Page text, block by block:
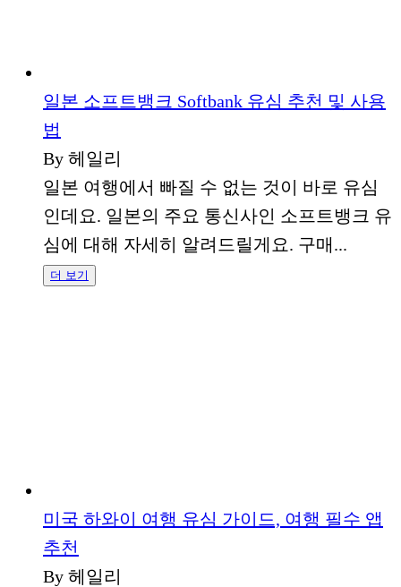
일본 소프트뱅크 Softbank 유심 추천 및 사용
법
By 헤일리
일본 여행에서 빠질 수 없는 것이 바로 유심
인데요. 일본의 주요 통신사인 소프트뱅크 유
심에 대해 자세히 알려드릴게요. 구매...
더 보기
미국 하와이 여행 유심 가이드, 여행 필수 앱
추천
By 헤일리